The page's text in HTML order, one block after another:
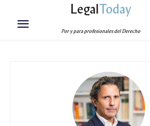
LegalToday
Por y para profesionales del Derecho